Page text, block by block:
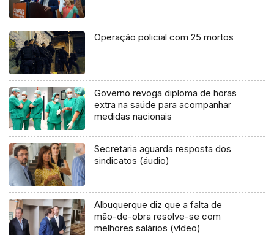
Operação policial com 25 mortos
Governo revoga diploma de horas
extra na saúde para acompanhar
medidas nacionais
Secretaria aguarda resposta dos
sindicatos (áudio)
Albuquerque diz que a falta de
mão-de-obra resolve-se com
melhores salários (vídeo)